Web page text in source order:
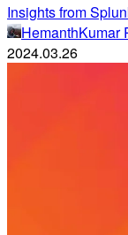
Insights from
HemanthKumar
2024.03.26